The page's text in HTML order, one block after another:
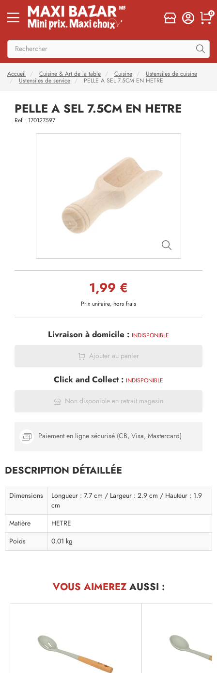
0
Accueil Cuisine & Art de la table Cuisine
Ustensiles de cuisine
Ustensiles de service
PELLE A SEL 7.5CM EN HETRE
PELLE A SEL 7.5CM EN HETRE
Ref : 170127597
1,99 €
Prix unitaire, hors frais
Livraison à domicile : INDISPONIBLE
Ajouter au panier
Click and Collect : INDISPONIBLE
Non disponible en retrait magasin
Paiement en ligne sécurisé (CB, Visa, Mastercard)
DESCRIPTION DÉTAILLÉE
Dimensions
Longueur : 7.7 cm / Largeur : 2.9 cm / Hauteur : 1.9
cm
Matière
HETRE
Poids
0.01 kg
VOUS AIMEREZAUSSI :